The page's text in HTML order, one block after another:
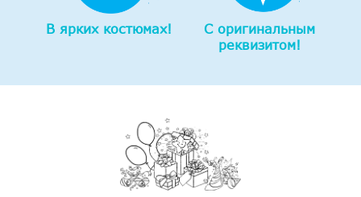
В ярких костюмах!
С оригинальным
реквизитом!